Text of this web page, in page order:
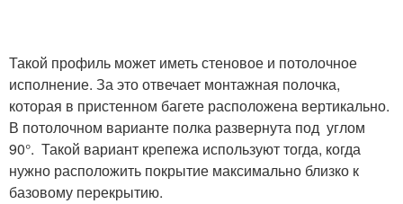
Такой профиль может иметь стеновое и потолочное
исполнение. За это отвечает монтажная полочка,
которая в пристенном багете расположена вертикально.
В потолочном варианте полка развернута под углом
90°. Такой вариант крепежа используют тогда, когда
нужно расположить покрытие максимально близко к
базовому перекрытию.